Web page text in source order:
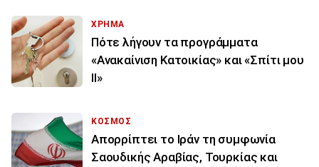
ΧΡΗΜΑ
Πότε λήγουν τα προγράμματα
«Ανακαίνιση Κατοικίας» και «Σπίτι μου
ΙΙ»
ΚΟΣΜΟΣ
Απορρίπτει το Ιράν τη συμφωνία
Σαουδικής Αραβίας, Τουρκίας και